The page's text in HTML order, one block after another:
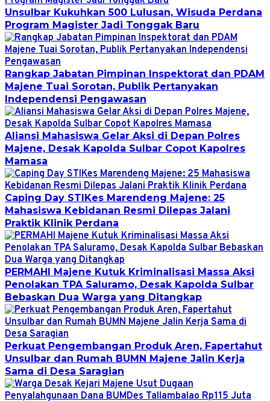
Unsulbar Kukuhkan 500 Lulusan, Wisuda Perdana
Program Magister Jadi Tonggak Baru
Rangkap Jabatan Pimpinan Inspektorat dan PDAM
Majene Tuai Sorotan, Publik Pertanyakan
Independensi Pengawasan
Aliansi Mahasiswa Gelar Aksi di Depan Polres
Majene, Desak Kapolda Sulbar Copot Kapolres
Mamasa
Caping Day STIKes Marendeng Majene: 25
Mahasiswa Kebidanan Resmi Dilepas Jalani
Praktik Klinik Perdana
PERMAHI Majene Kutuk Kriminalisasi Massa Aksi
Penolakan TPA Saluramo, Desak Kapolda Sulbar
Bebaskan Dua Warga yang Ditangkap
Perkuat Pengembangan Produk Aren, Fapertahut
Unsulbar dan Rumah BUMN Majene Jalin Kerja
Sama di Desa Saragian